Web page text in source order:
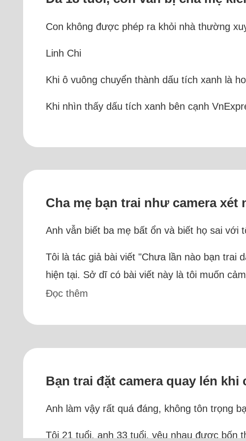
Con không được phép ra khỏi nhà thường
Linh Chi
Khi ô vuông chuyển thành dấu tích xanh là
Khi nhìn thấy dấu tích xanh bên cạnh
Cha mẹ bạn trai như camera
Anh vẫn biết ba mẹ bất ổn và biết họ sai
Tôi là tác giả bài viết "Chưa lần nào bạn trai
hiện tại. Sở dĩ có bài viết này là tôi muốn
Đọc thêm
Bạn trai đặt camera quay lén
Anh làm vậy rất quá đáng, không tôn trọng
Tôi 21 tuổi, anh 33 tuổi, yêu nhau được bốn